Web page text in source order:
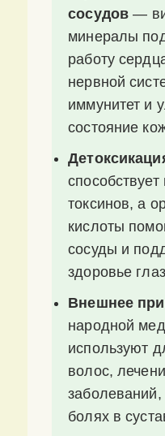
сосудов —
минералы
работу
нервной
иммунитет и
состояние
токсинов, а
кислоты
сосуды и
здоровье
Внешнее
народной
используют
волос,
болях в